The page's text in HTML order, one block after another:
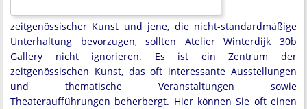
zeitgenössischer Kunst und jene, die nicht-standardmäßige
Unterhaltung bevorzugen, sollten Atelier Winterdijk 30b
Gallery nicht ignorieren. Es ist ein Zentrum der
zeitgenössischen Kunst, das oft interessante Ausstellungen
und thematische Veranstaltungen sowie
Theateraufführungen beherbergt. Hier können Sie oft einen